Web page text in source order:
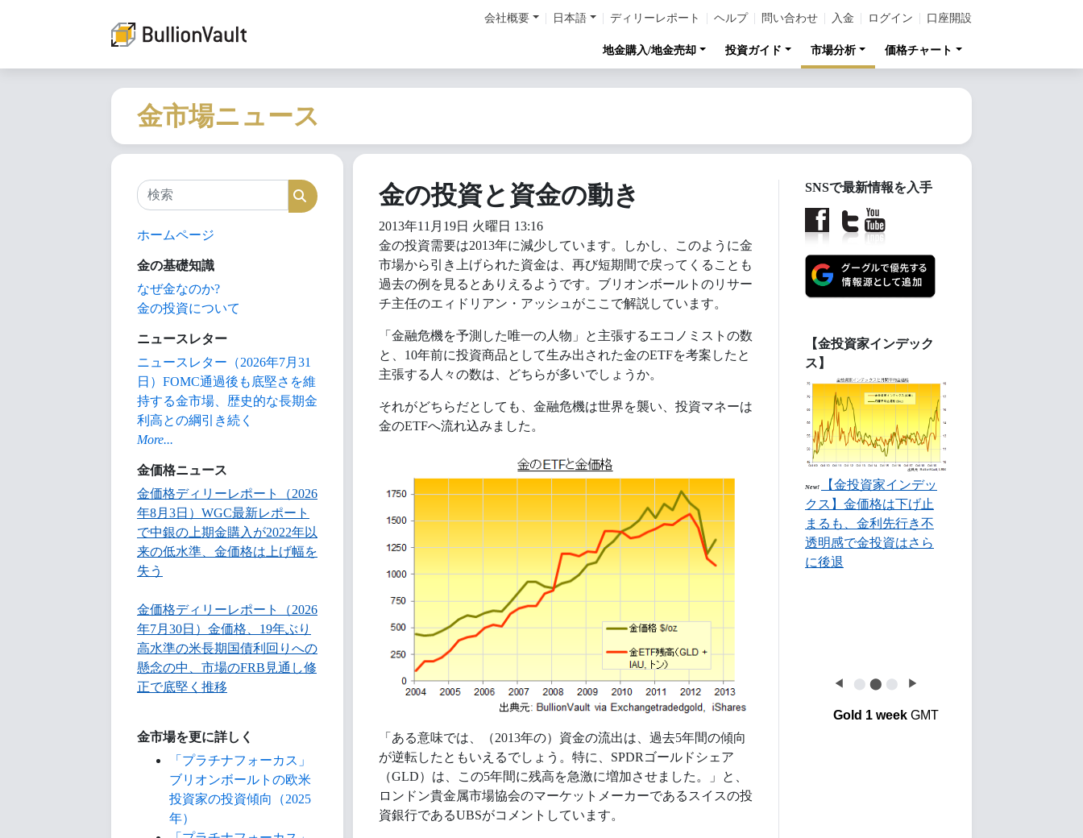
会社概要 日本語 ディリーレポート ヘルプ 問い合わせ 入金 ログイン 口座開設
地金購入/地金売却 投資ガイド 市場分析 価格チャート
金市場ニュース
検索 検索
ホームページ
金の基礎知識
なぜ金なのか?
金の投資について
ニュースレター
ニュースレター（2026年7月31
日）FOMC通過後も底堅さを維
持する金市場、歴史的な長期金
利高との綱引き続く
More...
金価格ニュース
金価格ディリーレポート（2026
年8月3日）WGC最新レポート
で中銀の上期金購入が2022年以
来の低水準、金価格は上げ幅を
失う
金価格ディリーレポート（2026
年7月30日）金価格、19年ぶり
高水準の米長期国債利回りへの
懸念の中、市場のFRB見通し修
正で底堅く推移
金市場を更に詳しく
「プラチナフォーカス」
ブリオンボールトの欧米
投資家の投資傾向（2025
年）
金の投資と資金の動き
2013年11月19日 火曜日 13:16
金の投資需要は2013年に減少しています。しかし、このように金
市場から引き上げられた資金は、再び短期間で戻ってくることも
過去の例を見るとありえるようです。ブリオンボールトのリサー
チ主任のエィドリアン・アッシュがここで解説しています。
「金融危機を予測した唯一の人物」と主張するエコノミストの数
と、10年前に投資商品として生み出された金のETFを考案したと
主張する人々の数は、どちらが多いでしょうか。
それがどちらだとしても、金融危機は世界を襲い、投資マネーは
金のETFへ流れ込みました。
「ある意味では、（2013年の）資金の流出は、過去5年間の傾向
が逆転したともいえるでしょう。特に、SPDRゴールドシェア
（GLD）は、この5年間に残高を急激に増加させました。」と、
ロンドン貴金属市場協会のマーケットメーカーであるスイスの投
資銀行であるUBSがコメントしています。
SNSで最新情報を入手
【金投資家インデック
ス】
New!
【金投資家インデッ
クス】金価格は下げ止
まるも、金利先行き不
透明感で金投資はさら
に後退
◀ ⬤ ⬤ ⬤ ▶
Gold 1 weekGMT